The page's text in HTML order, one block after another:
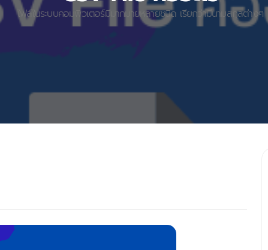
ไฟล์ในระบบคอมพิวเตอร์มีมากมายหลายชนิด เรียกว่ามีนามสกุลต่างๆ